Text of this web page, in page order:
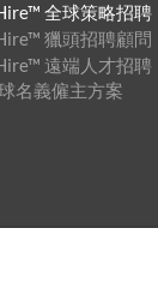
全球策略招聘
獵頭招聘顧問
遠端人才招聘
名義僱主方案